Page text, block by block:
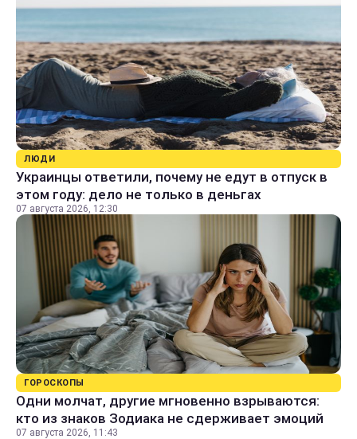
ЛЮДИ
Украинцы ответили, почему не едут в отпуск в
этом году: дело не только в деньгах
07 августа 2026, 12:30
ГОРОСКОПЫ
Одни молчат, другие мгновенно взрываются:
кто из знаков Зодиака не сдерживает эмоций
07 августа 2026, 11:43